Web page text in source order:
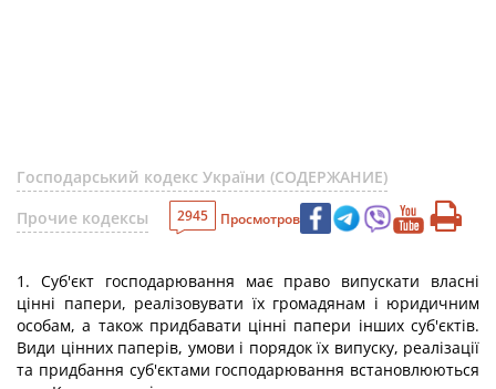
Господарський кодекс України (СОДЕРЖАНИЕ)
Прочие кодексы
2945 Просмотров
1. Суб'єкт господарювання має право випускати власні
цінні папери, реалізовувати їх громадянам і юридичним
особам, а також придбавати цінні папери інших суб'єктів.
Види цінних паперів, умови і порядок їх випуску, реалізації
та придбання суб'єктами господарювання встановлюються